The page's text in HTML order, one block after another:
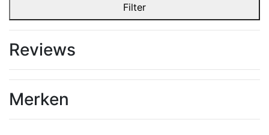
Filter
Reviews
Merken